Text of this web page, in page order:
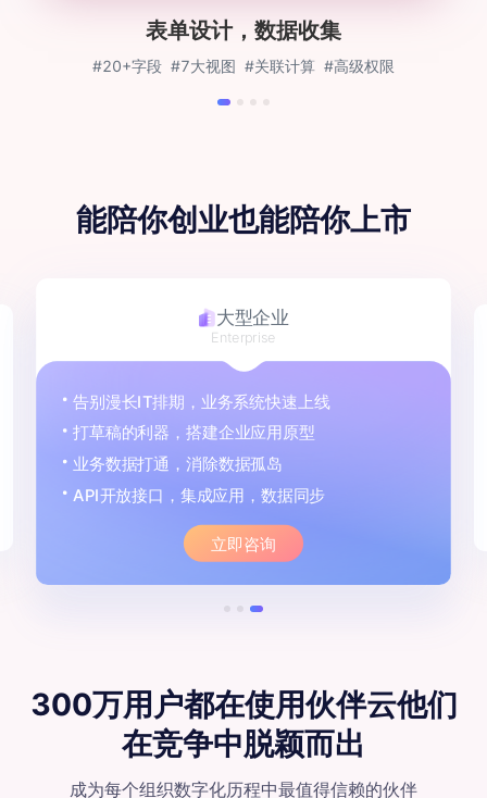
表单设计，数据收集
#20+字段 #7大视图 #关联计算 #高级权限
能陪你创业也能陪你上市
大型企业
Enterprise
告别漫长IT排期，业务系统快速上线
打草稿的利器，搭建企业应用原型
业务数据打通，消除数据孤岛
API开放接口，集成应用，数据同步
立即咨询
300万用户都在使用伙伴云他们
在竞争中脱颖⽽出
成为每个组织数字化历程中最值得信赖的伙伴